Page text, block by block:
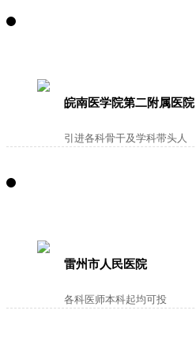
皖南医学院第二附属医院
引进各科骨干及学科带头人
雷州市人民医院
各科医师本科起均可投